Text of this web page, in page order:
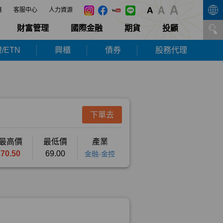
客服中心 人力資源
財富管理 國際金融 期貨 投顧
ETN 興櫃 債券 股務代理